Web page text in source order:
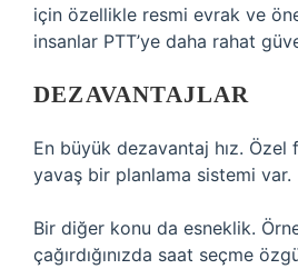
için özellikle resmi evrak ve
insanlar PTT’ye daha rahat
DEZAVANTAJLAR
En büyük dezavantaj hız.
yavaş bir planlama sistemi var.
Bir diğer konu da esneklik.
çağırdığınızda saat seçme